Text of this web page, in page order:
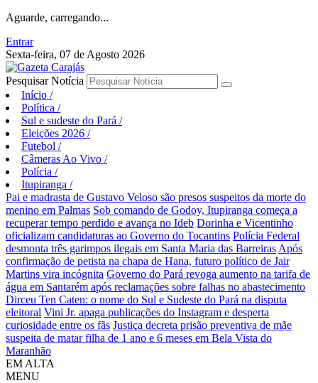
Aguarde, carregando...
Entrar
Sexta-feira, 07 de Agosto 2026
Pesquisar Notícia
Início /
Política /
Sul e sudeste do Pará /
Eleições 2026 /
Futebol /
Câmeras Ao Vivo /
Polícia /
Itupiranga /
Pai e madrasta de Gustavo Veloso são presos suspeitos da morte do
menino em Palmas Sob comando de Godoy, Itupiranga começa a
recuperar tempo perdido e avança no Ideb Dorinha e Vicentinho
oficializam candidaturas ao Governo do Tocantins Polícia Federal
desmonta três garimpos ilegais em Santa Maria das Barreiras Após
confirmação de petista na chapa de Hana, futuro político de Jair
Martins vira incógnita Governo do Pará revoga aumento na tarifa de
água em Santarém após reclamações sobre falhas no abastecimento
Dirceu Ten Caten: o nome do Sul e Sudeste do Pará na disputa
eleitoral Vini Jr. apaga publicações do Instagram e desperta
curiosidade entre os fãs Justiça decreta prisão preventiva de mãe
suspeita de matar filha de 1 ano e 6 meses em Bela Vista do
Maranhão
EM ALTA
MENU